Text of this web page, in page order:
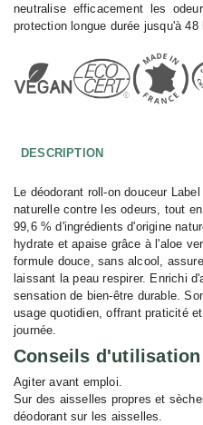
neutralise efficacement les
protection longue durée jusqu'à 48
DESCRIPTION
Le déodorant roll-on douceur
naturelle contre les odeurs, tout
99,6 % d'ingrédients d'origine
hydrate et apaise grâce à l'aloe
formule douce, sans alcool,
laissant la peau respirer. Enrichi
sensation de bien-être durable.
usage quotidien, offrant praticité
journée.
Conseils
Agiter avant emploi.
Sur des aisselles propres et
déodorant sur les aisselles.